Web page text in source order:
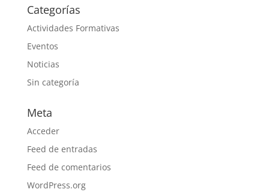
Categorías
Actividades Formativas
Eventos
Noticias
Sin categoría
Meta
Acceder
Feed de entradas
Feed de comentarios
WordPress.org